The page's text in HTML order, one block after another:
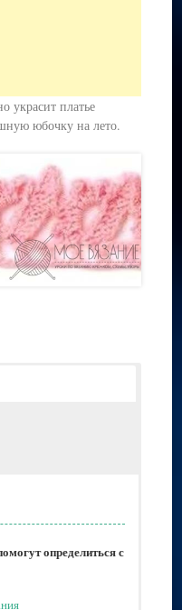
украсит платье
юбочку на лето.
определиться с